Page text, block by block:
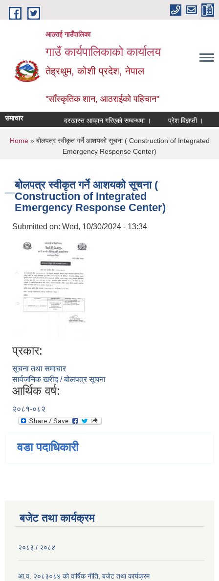
Skip to main content
आठराई गाउँपालिका
गाउँ कार्यपालिकाको कार्यालय
तेह्रथुम, कोशी प्रदेश, नेपाल
"साँस्कृतिक शान, आठराईको पहिचान"
समाचार दरखास्त आव्हान गरिएको सम्वन्धमा । प्रेश विज्ञप्ती ।
You are here
Home» बोलपत्र स्वीकृत गर्ने आशयको सूचना ( Construction of Integrated
Emergency Response Center)
बोलपत्र स्वीकृत गर्ने आशयको सूचना (
Construction of Integrated
Emergency Response Center)
Submitted on: Wed, 10/30/2024 - 13:34
प्रकार:
सूचना तथा समाचार
सार्वजनिक खरीद / बोलपत्र सूचना
आर्थिक वर्ष:
२०८१-०८२
वडा पदाधिकारी
बजेट तथा कार्यक्रम
२०८३ / २०८४
आ.व. २०८३०८४ को वार्षिक नीति, बजेट तथा कार्यक्रम